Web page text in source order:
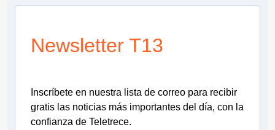
Newsletter T13
Inscríbete en nuestra lista de correo para recibir
gratis las noticias más importantes del día, con la
confianza de Teletrece.